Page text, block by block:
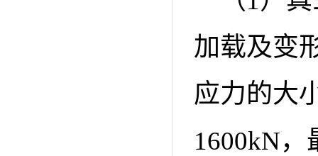
加载及变
应力的大
1600kN